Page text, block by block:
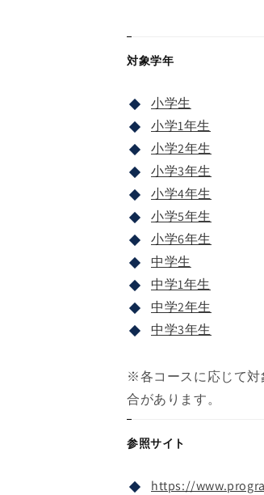
対象学年
小学生
小学1年生
小学2年生
小学3年生
小学4年生
小学5年生
小学6年生
中学生
中学1年生
中学2年生
中学3年生
※各コースに応じて対
合があります。
参照サイト
https://